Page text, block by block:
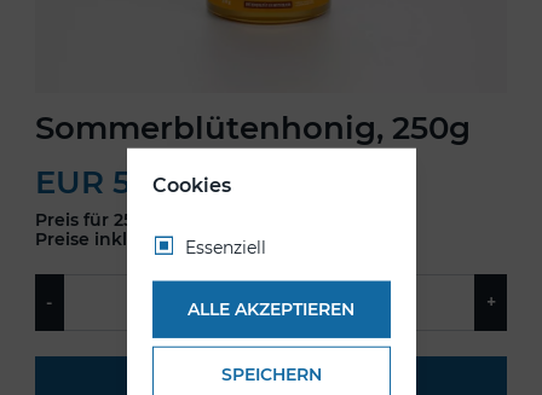
Sommerblütenhonig, 250g
EUR 5,50
Preis für 250gr. 100gr = EUR 2,20.
Preise inkl. MwSt.
IN DEN WARENKORB
Cookies
Essenziell
ALLE AKZEPTIEREN
SPEICHERN